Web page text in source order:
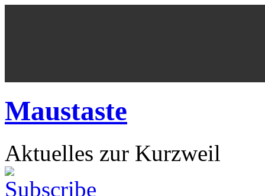
Maustaste
Aktuelles zur Kurzweil